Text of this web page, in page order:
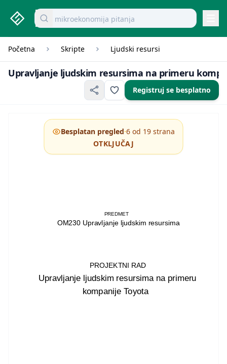
studenti.rs home page
Pretraži dokumente
mikroekonomija pitanja
Početna Skripte Ljudski resursi
Upravljanje ljudskim resursima na primeru
Registruj se besplatno
PREDMET
OM230 Upravljanje ljudskim resursima
PROJEKTNI RAD
Upravljanje ljudskim resursima na primeru
kompanije Toyota
Besplatan pregled·6 od 19 strana
OTKLJUČAJ